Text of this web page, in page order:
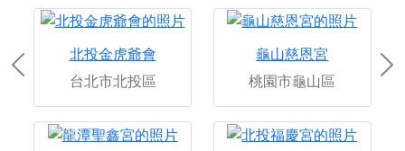
北投金虎爺會
台北市北投區
龜山慈恩宮
桃園市龜山區
Previous